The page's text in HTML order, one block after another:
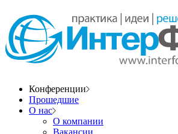
Конференции
Прошедшие
О нас
О компании
Вакансии